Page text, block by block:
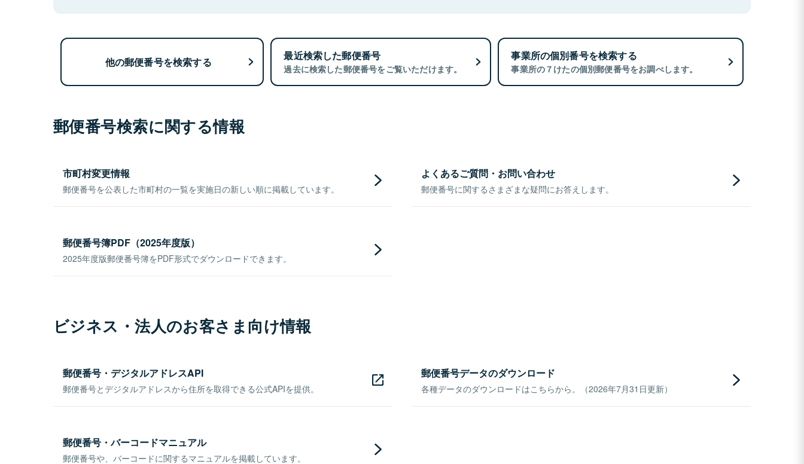
他の郵便番号を検索する 最近検索した郵便番号
過去に検索した郵便番号をご覧いただけます。
事業所の個別番号を検索する
事業所の７けたの個別郵便番号をお調べします。
郵便番号検索に関する情報
市町村変更情報
郵便番号を公表した市町村の一覧を実施日の新しい順に掲載しています。
よくあるご質問・お問い合わせ
郵便番号に関するさまざまな疑問にお答えします。
郵便番号簿PDF（2025年度版）
2025年度版郵便番号簿をPDF形式でダウンロードできます。
ビジネス・法人のお客さま向け情報
郵便番号・デジタルアドレスAPI
郵便番号とデジタルアドレスから住所を取得できる公式APIを提供。
郵便番号データのダウンロード
各種データのダウンロードはこちらから。（2026年7月31日更新）
郵便番号・バーコードマニュアル
郵便番号や、バーコードに関するマニュアルを掲載しています。